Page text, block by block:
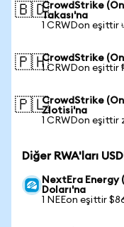
🇧🇩CrowdStrike
Takası'na
1 CRWDon eşittir
🇵🇭CrowdStrike
1 CRWDon eşittir
🇵🇱CrowdStrike
Zlotisi'na
1 CRWDon eşittir
Diğer RWA'ları
NextEra Energy
Doları'na
1 NEEon eşittir